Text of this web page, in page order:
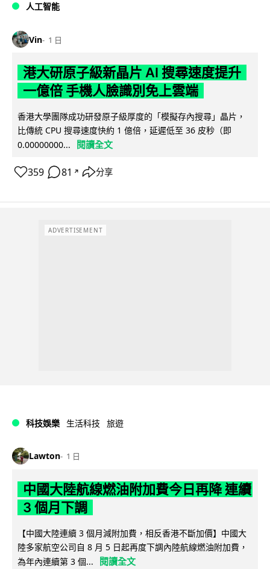
人工智能
Vin 1 日
港大研原子級新晶片 AI 搜尋速度提升
一億倍 手機人臉識別免上雲端
香港大學團隊成功研發原子級厚度的「模擬存內搜尋」晶片，
比傳統 CPU 搜尋速度快約 1 億倍，延遲低至 36 皮秒（即
0.00000000...
閱讀全文
359 81 ↗ 分享
ADVERTISEMENT
科技娛樂 生活科技 旅遊
Lawton 1 日
中國大陸航線燃油附加費今日再降 連續
3 個月下調
【中國大陸連續 3 個月減附加費，相反香港不斷加價】中國大
陸多家航空公司自 8 月 5 日起再度下調內陸航線燃油附加費，
為年內連續第 3 個...
閱讀全文